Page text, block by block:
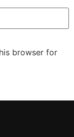
browser for